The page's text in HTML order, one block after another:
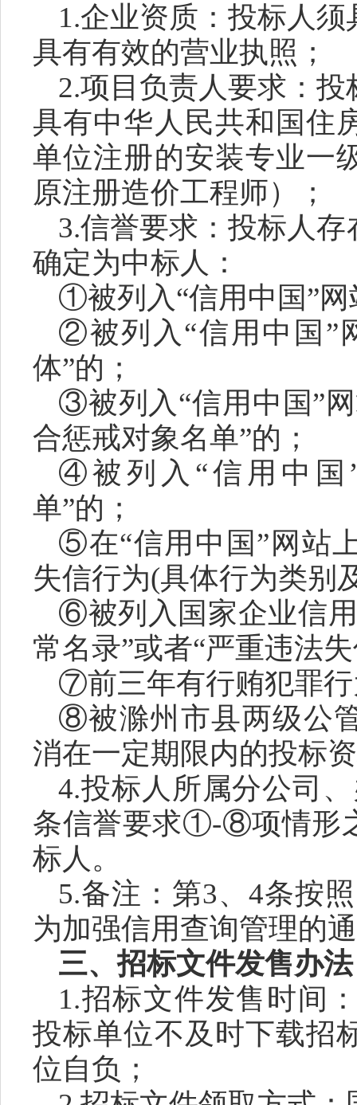
1.企业资质：投标人
具有有效的营业执照；
2.项目负责人要求：
具有中华人民共和国住
单位注册的安装专业一
原注册造价工程师）；
3.信誉要求 ：投标人存
确定为中标人：
①被列入“信用中国”网
②被列入“信用中国”
体”的；
③被列入“信用中国”
合惩戒对象名单”的；
④被列入“信用中国
单”的；
⑤在“信用中国”网站
失信行为(具体行为类别
⑥被列入国家企业信
常名录”或者“严重违法
⑦前三年有行贿犯罪
⑧被滁州市县两级公
消在一定期限内的投标
4.投标人所属分公司
条信誉要求①-⑧项情形
标人。
5.备注：第3、4条按
为加强信用查询管理的
三、招标文件发售办法
1.招标文件发售时间
投标单位不及时下载招
位自负；